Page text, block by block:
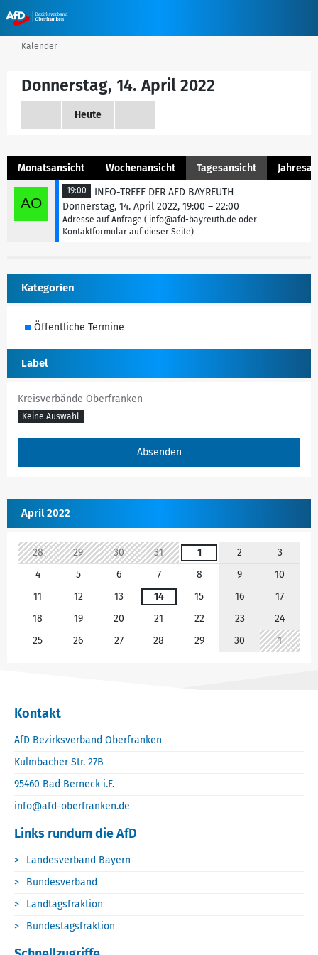
Kalender
Donnerstag, 14. April 2022
Heute
Monatsansicht Wochenansicht Tagesansicht
19:00
INFO-TREFF DER AFD BAYREUTH
Donnerstag, 14. April 2022, 19:00 – 22:00
Adresse auf Anfrage ( info@afd-bayreuth.de oder
Kontaktformular auf dieser Seite)
Kategorien
Öffentliche Termine
Label
Kreisverbände Oberfranken
Keine Auswahl
April 2022
28 29 30 31 1 2
3
4
5 6 7 8 9
10
11
12 13 14 15 16
17
18
19 20 21 22 23
24
25
26 27 28 29 30 1
Kontakt
AfD Bezirksverband Oberfranken
Kulmbacher Str. 27B
95460 Bad Berneck i.F.
info@afd-oberfranken.de
Links rundum die AfD
Landesverband Bayern
Bundesverband
Landtagsfraktion
Bundestagsfraktion